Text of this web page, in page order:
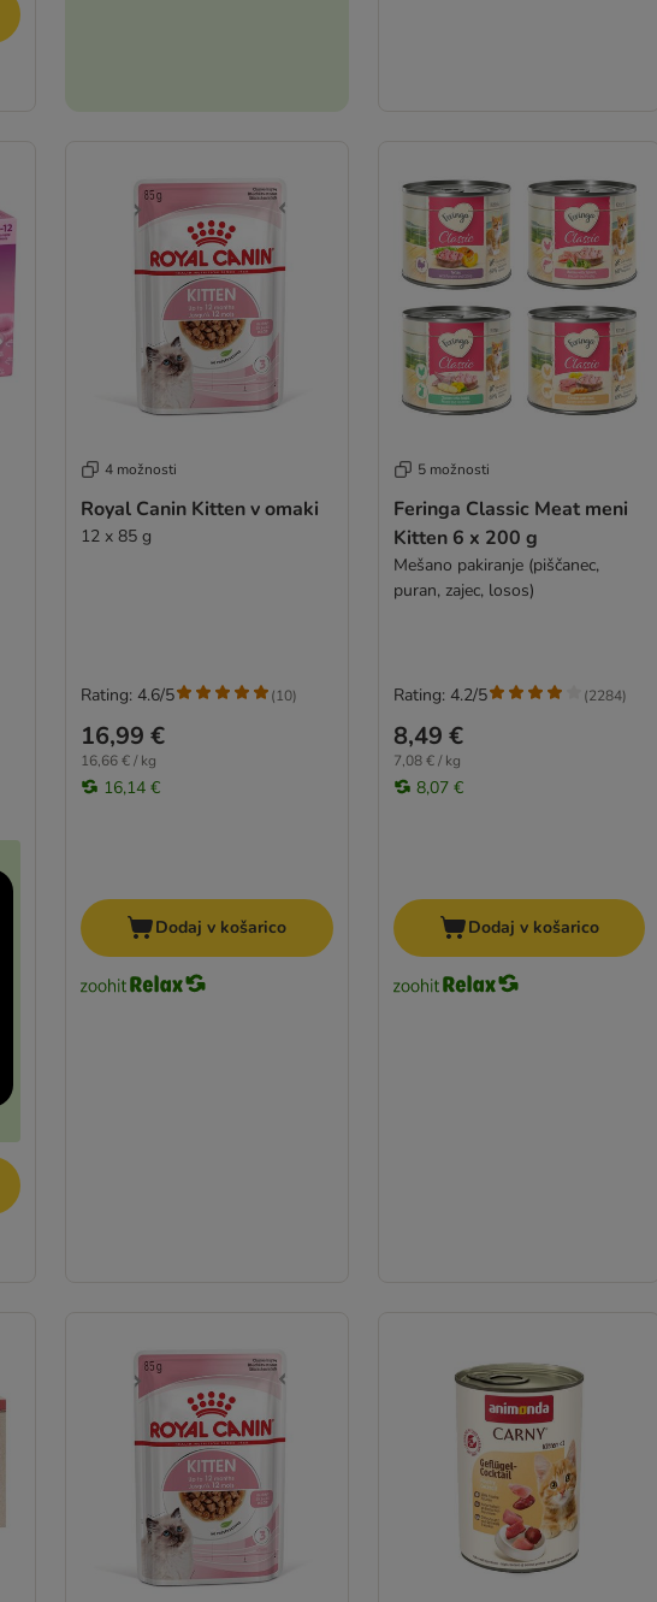
4 možnosti
Royal Canin Kitten v omaki
12 x 85 g
16,99 €
16,66 € / kg
16,14 €
Rating: 4.6/5 (10)
Dodaj v košarico
5 možnosti
Feringa Classic Meat meni
Kitten 6 x 200 g
Mešano pakiranje (piščanec,
puran, zajec, losos)
8,49 €
7,08 € / kg
8,07 €
Rating: 4.2/5 (2284)
Dodaj v košarico